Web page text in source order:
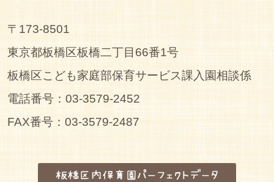
〒173-8501
東京都板橋区板橋二丁目66番1号
板橋区こども家庭部保育サービス課入園相談係
電話番号：03-3579-2452
FAX番号：03-3579-2487
板橋区内保育園パーフェクトデータ